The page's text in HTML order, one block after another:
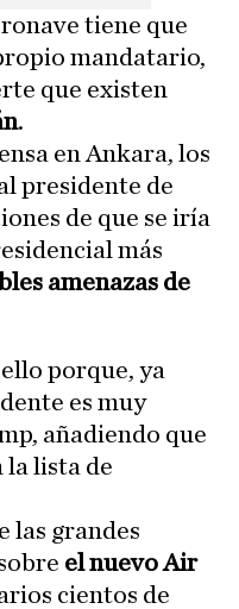
tiene que
mandatario,
que existen
.
en Ankara, los
presidente de
de que se iría
más
amenazas de
porque, ya
es muy
añadiendo que
la lista de
las grandes
el nuevo Air
cientos de